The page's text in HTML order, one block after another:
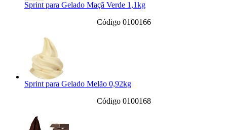
Sprint para Gelado Maçã Verde 1,1kg
Código 0100166
Sprint para Gelado Melão 0,92kg
Código 0100168